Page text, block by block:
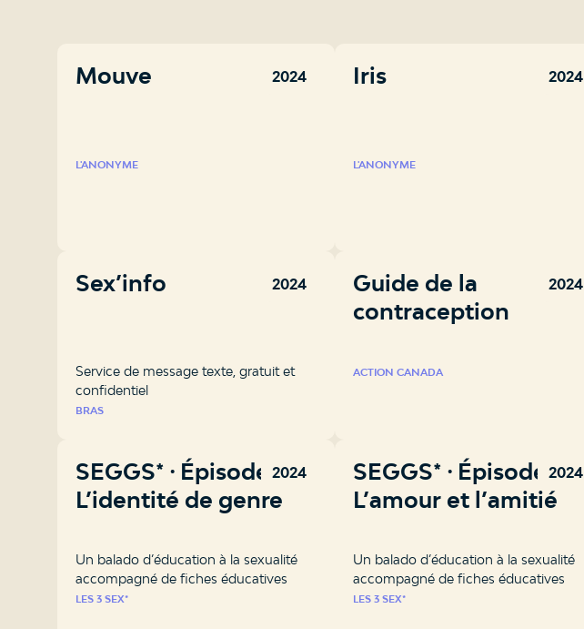
2024
Mouve
L'ANONYME
2024
Iris
L'ANONYME
2024
Sex’info
Service de message texte, gratuit et
confidentiel
BRAS
2024
Guide de la
contraception
ACTION CANADA
2024
SEGGS* ⸱ Épisode 4 –
L’identité de genre
Un balado d’éducation à la sexualité
accompagné de fiches éducatives
LES 3 SEX*
2024
SEGGS* ⸱ Épisode 2 –
L’amour et l’amitié
Un balado d’éducation à la sexualité
accompagné de fiches éducatives
LES 3 SEX*